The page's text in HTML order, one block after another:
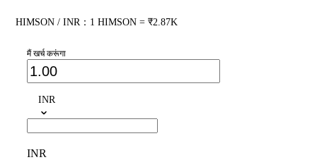
HIMSON / INR：1 HIMSON = ₹2.87K
मैं खर्च करूंगा
INR
INR